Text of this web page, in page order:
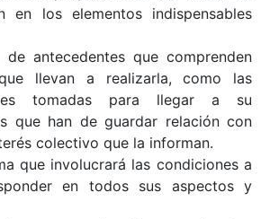
en los elementos indispensables
antecedentes que comprenden
llevan a realizarla, como las
tomadas para llegar a su
que han de guardar relación con
colectivo que la informan.
que involucrará las condiciones a
en todos sus aspectos y